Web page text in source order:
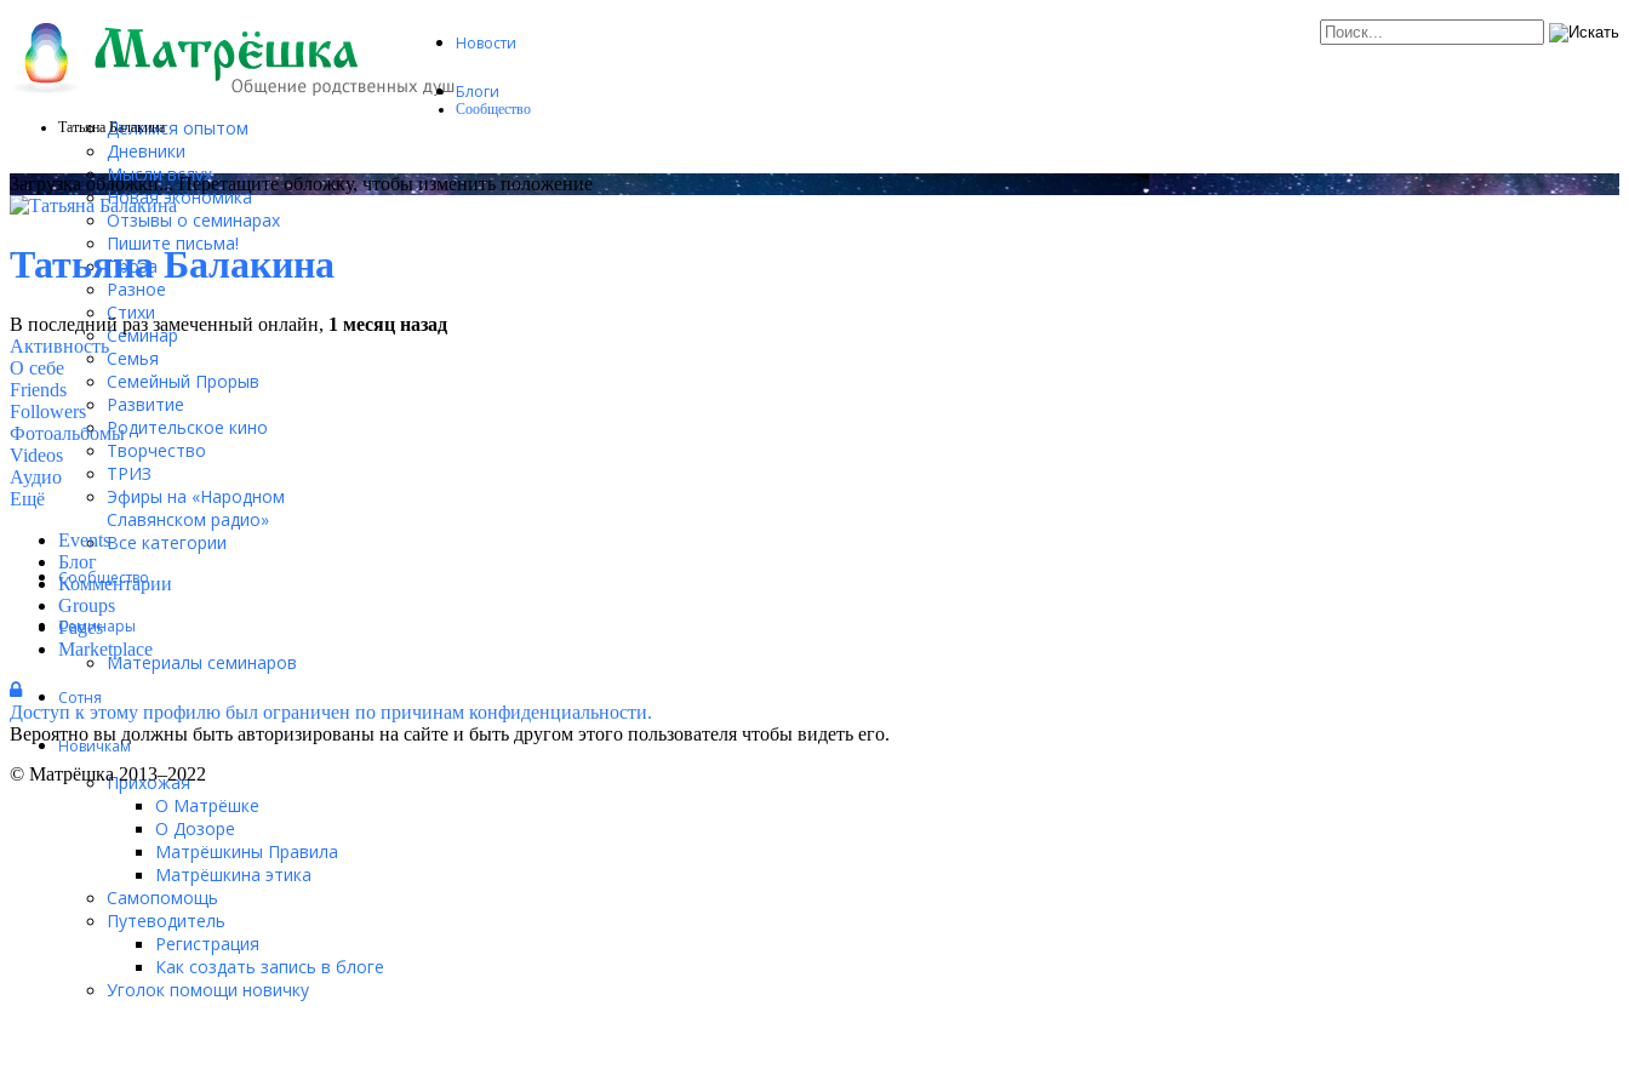
Новости
Блоги
Делимся опытом
Дневники
Мысли вслух
Новая экономика
Отзывы о семинарах
Пишите письма!
Проза
Разное
Стихи
Семинар
Семья
Семейный Прорыв
Развитие
Родительское кино
Творчество
ТРИЗ
Эфиры на «Народном
Славянском радио»
Все категории
Сообщество
Семинары
Материалы семинаров
Сотня
Новичкам
Прихожая
О Матрёшке
О Дозоре
Матрёшкины Правила
Матрёшкина этика
Самопомощь
Путеводитель
Регистрация
Как создать запись в блоге
Уголок помощи новичку
Сообщество
Татьяна Балакина
Загрузка обложки... Перетащите обложку, чтобы изменить положение
Татьяна Балакина
В последний раз замеченный онлайн, 1 месяц назад
Активность
О себе
Friends
Followers
Фотоальбомы
Videos
Аудио
Ещё
Events
Блог
Комментарии
Groups
Pages
Marketplace
Доступ к этому профилю был ограничен по причинам конфиденциальности.
Вероятно вы должны быть авторизированы на сайте и быть другом этого пользователя чтобы видеть его.
© Матрёшка 2013–2022